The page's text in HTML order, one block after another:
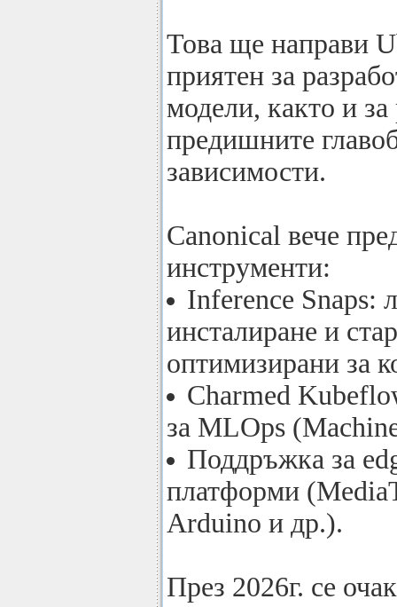
Това ще направи
приятен за
модели, както и за
предишните
зависимости.
Canonical вече
инструменти:
Inference Snaps:
инсталиране и
оптимизирани за
Charmed
за MLOps
Поддръжка за
платформи
Arduino и др.).
През 2026г. се